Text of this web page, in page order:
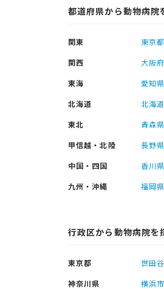
都道府県から動物病院
関東 東京都
関西
大阪府
東海
愛知県
北海道
北海道
東北
青森県
甲信越・北陸
長野県
中国・四国
香川県
九州・沖縄
福岡県
行政区から動物病院を
東京都 世田
神奈川県
横浜